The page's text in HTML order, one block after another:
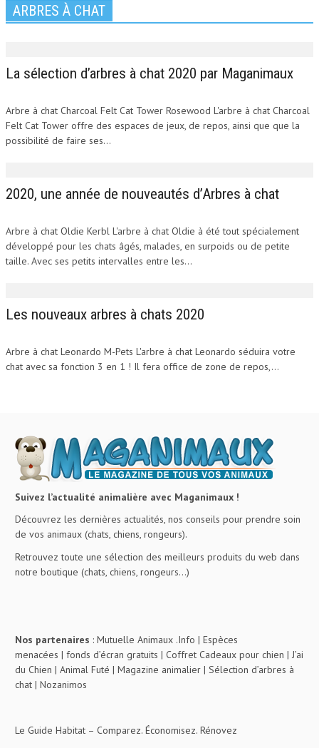
ARBRES À CHAT
La sélection d’arbres à chat 2020 par Maganimaux
Arbre à chat Charcoal Felt Cat Tower Rosewood L'arbre à chat Charcoal
Felt Cat Tower offre des espaces de jeux, de repos, ainsi que que la
possibilité de faire ses...
2020, une année de nouveautés d’Arbres à chat
Arbre à chat Oldie Kerbl L'arbre à chat Oldie à été tout spécialement
développé pour les chats âgés, malades, en surpoids ou de petite
taille. Avec ses petits intervalles entre les...
Les nouveaux arbres à chats 2020
Arbre à chat Leonardo M-Pets L'arbre à chat Leonardo séduira votre
chat avec sa fonction 3 en 1 ! Il fera office de zone de repos,...
Suivez l’actualité animalière avec Maganimaux !
Découvrez les dernières actualités, nos conseils pour prendre soin
de vos animaux (chats, chiens, rongeurs).
Retrouvez toute une sélection des meilleurs produits du web dans
notre boutique (chats, chiens, rongeurs…)
Nos partenaires : Mutuelle Animaux .Info | Espèces
menacées | fonds d’écran gratuits | Coffret Cadeaux pour chien | J’ai
du Chien | Animal Futé | Magazine animalier | Sélection d’arbres à
chat | Nozanimos
Le Guide Habitat – Comparez. Économisez. Rénovez